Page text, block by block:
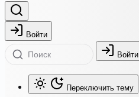
Войти
Войти
Переключить тему